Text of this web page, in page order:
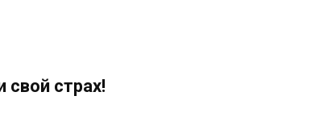
свой страх!